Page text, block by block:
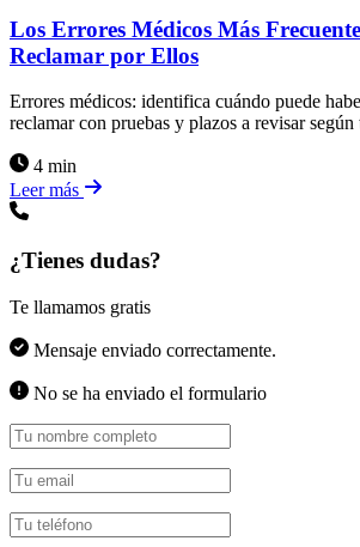
Los Errores Médicos Más
Reclamar por Ellos
Errores médicos: identifica cuándo puede
reclamar con pruebas y plazos a revisar según
4 min
Leer más
¿Tienes dudas?
Te llamamos gratis
Mensaje enviado correctamente.
No se ha enviado el formulario